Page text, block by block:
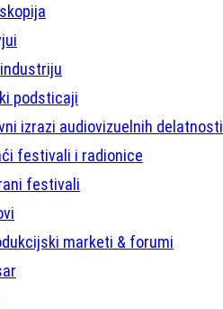
podsticaji
izrazi audiovizuelnih delatnosti
festivali i radionice
festivali
marketi & forumi